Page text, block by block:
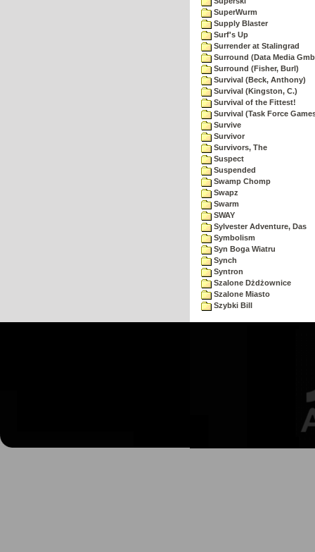
SuperWurm
Supply Blaster
Surf's Up
Surrender at Stalingrad
Surround (Data Media
Surround (Fisher, Burl)
Survival (Beck, Anthony)
Survival (Kingston, C.)
Survival of the Fittest!
Survival (Task Force
Survive
Survivor
Survivors, The
Suspect
Suspended
Swamp Chomp
Swapz
Swarm
SWAY
Sylvester Adventure, Das
Symbolism
Syn Boga Wiatru
Synch
Syntron
Szalone Dżdżownice
Szalone Miasto
Szybki Bill